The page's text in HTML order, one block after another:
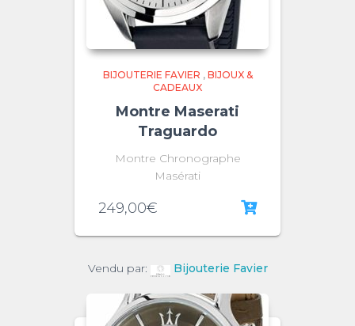
BIJOUTERIE FAVIER , BIJOUX &
CADEAUX
Montre Maserati
Traguardo
Montre Chronographe
Masérati
249,00€
Vendu par: Bijouterie Favier